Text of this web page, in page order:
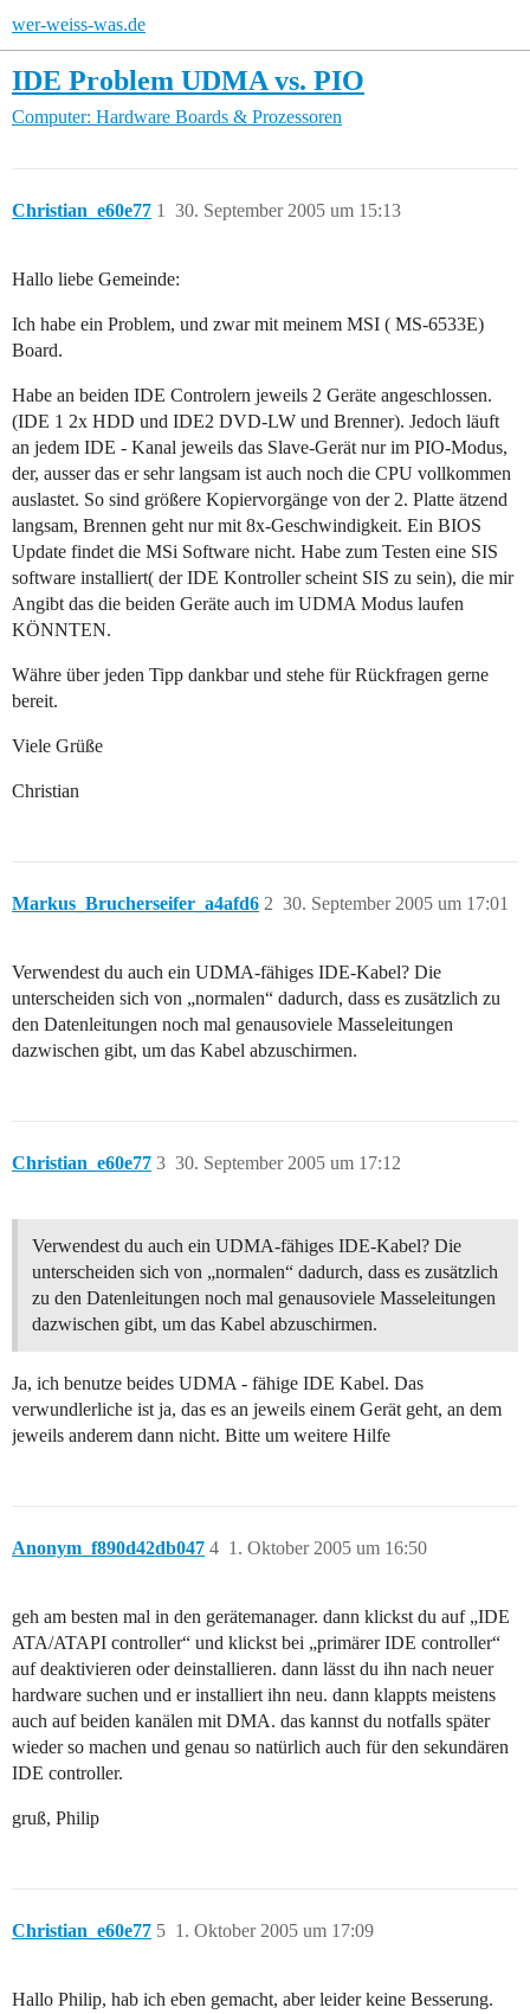
wer-weiss-was.de
IDE Problem UDMA vs. PIO
Computer: Hardware Boards & Prozessoren
Christian_e60e77 30. September 2005 um 15:13
1
Hallo liebe Gemeinde:
Ich habe ein Problem, und zwar mit meinem MSI ( MS-6533E)
Board.
Habe an beiden IDE Controlern jeweils 2 Geräte angeschlossen.
(IDE 1 2x HDD und IDE2 DVD-LW und Brenner). Jedoch läuft
an jedem IDE - Kanal jeweils das Slave-Gerät nur im PIO-Modus,
der, ausser das er sehr langsam ist auch noch die CPU vollkommen
auslastet. So sind größere Kopiervorgänge von der 2. Platte ätzend
langsam, Brennen geht nur mit 8x-Geschwindigkeit. Ein BIOS
Update findet die MSi Software nicht. Habe zum Testen eine SIS
software installiert( der IDE Kontroller scheint SIS zu sein), die mir
Angibt das die beiden Geräte auch im UDMA Modus laufen
KÖNNTEN.
Währe über jeden Tipp dankbar und stehe für Rückfragen gerne
bereit.
Viele Grüße
Christian
Markus_Brucherseifer_a4afd6 30. September 2005 um 17:01
2
Verwendest du auch ein UDMA-fähiges IDE-Kabel? Die
unterscheiden sich von „normalen“ dadurch, dass es zusätzlich zu
den Datenleitungen noch mal genausoviele Masseleitungen
dazwischen gibt, um das Kabel abzuschirmen.
Christian_e60e77 30. September 2005 um 17:12
3
Verwendest du auch ein UDMA-fähiges IDE-Kabel? Die
unterscheiden sich von „normalen“ dadurch, dass es zusätzlich
zu den Datenleitungen noch mal genausoviele Masseleitungen
dazwischen gibt, um das Kabel abzuschirmen.
Ja, ich benutze beides UDMA - fähige IDE Kabel. Das
verwundlerliche ist ja, das es an jeweils einem Gerät geht, an dem
jeweils anderem dann nicht. Bitte um weitere Hilfe
Anonym_f890d42db047 1. Oktober 2005 um 16:50
4
geh am besten mal in den gerätemanager. dann klickst du auf „IDE
ATA/ATAPI controller“ und klickst bei „primärer IDE controller“
auf deaktivieren oder deinstallieren. dann lässt du ihn nach neuer
hardware suchen und er installiert ihn neu. dann klappts meistens
auch auf beiden kanälen mit DMA. das kannst du notfalls später
wieder so machen und genau so natürlich auch für den sekundären
IDE controller.
gruß, Philip
Christian_e60e77 1. Oktober 2005 um 17:09
5
Hallo Philip, hab ich eben gemacht, aber leider keine Besserung.